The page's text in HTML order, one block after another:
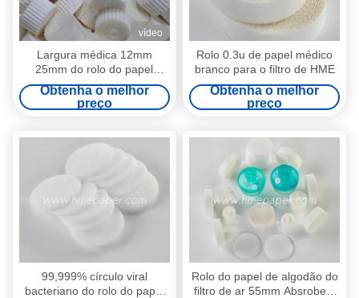
vídeo
Largura médica 12mm
25mm do rolo do papel
crepom de HME diâmetro de
32mm a de 70mm
Obtenha o melhor
preço
Rolo 0.3u de papel médico
branco para o filtro de HME
Obtenha o melhor
preço
99,999% círculo viral
bacteriano do rolo do papel
Rolo do papel de algodão do
filtro de ar 55mm Absrobent